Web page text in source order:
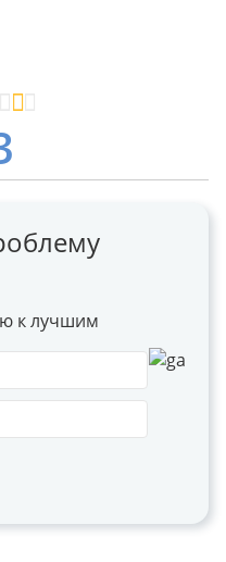
к лучшим